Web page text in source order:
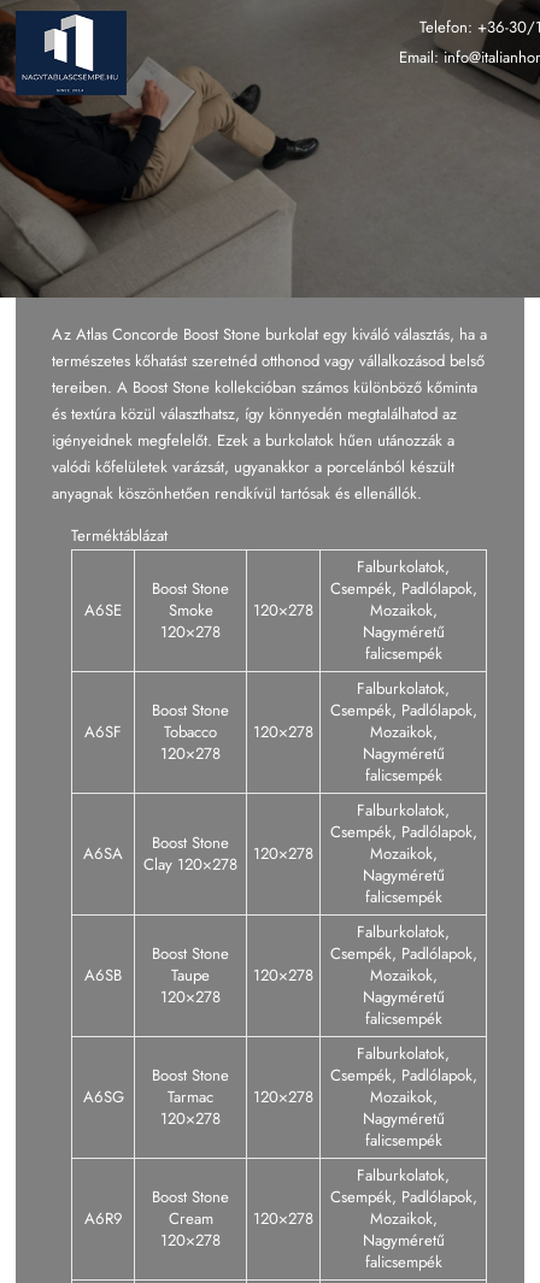
Ugrás
tartalomra
Telefon: +36-30/
Email:
Az Atlas Concorde Boost Stone burkolat egy kiváló választás, ha a
természetes kőhatást szeretnéd otthonod vagy vállalkozásod belső
tereiben. A Boost Stone kollekcióban számos különböző kőminta
és textúra közül választhatsz, így könnyedén megtalálhatod az
igényeidnek megfelelőt. Ezek a burkolatok hűen utánozzák a
valódi kőfelületek varázsát, ugyanakkor a porcelánból készült
anyagnak köszönhetően rendkívül tartósak és ellenállók.
Terméktáblázat
A6SE
Boost Stone
Smoke
120×278
120×278
Falburkolatok,
Csempék, Padlólapok,
Mozaikok,
Nagyméretű
falicsempék
A6SF
Boost Stone
Tobacco
120×278
120×278
Falburkolatok,
Csempék, Padlólapok,
Mozaikok,
Nagyméretű
falicsempék
A6SA
Boost Stone
Clay 120×278
120×278
Falburkolatok,
Csempék, Padlólapok,
Mozaikok,
Nagyméretű
falicsempék
A6SB
Boost Stone
Taupe
120×278
120×278
Falburkolatok,
Csempék, Padlólapok,
Mozaikok,
Nagyméretű
falicsempék
A6SG
Boost Stone
Tarmac
120×278
120×278
Falburkolatok,
Csempék, Padlólapok,
Mozaikok,
Nagyméretű
falicsempék
A6R9
Boost Stone
Cream
120×278
120×278
Falburkolatok,
Csempék, Padlólapok,
Mozaikok,
Nagyméretű
falicsempék